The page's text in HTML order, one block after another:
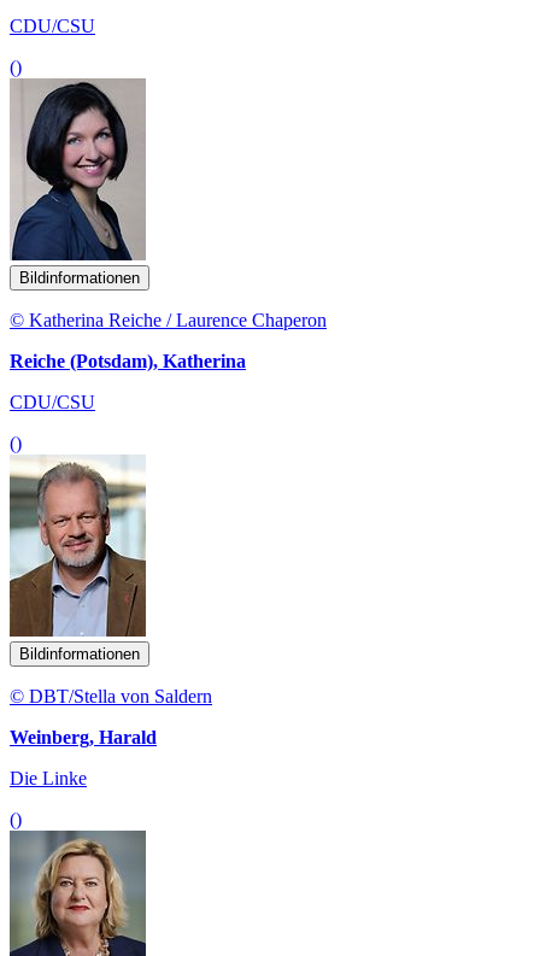
CDU/CSU
()
Bildinformationen
© Katherina Reiche / Laurence Chaperon
Reiche (Potsdam), Katherina
CDU/CSU
()
Bildinformationen
© DBT/Stella von Saldern
Weinberg, Harald
Die Linke
()